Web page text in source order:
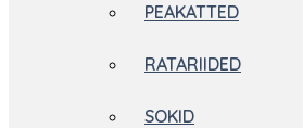
PEAKATTED
RATARIIDED
SOKID